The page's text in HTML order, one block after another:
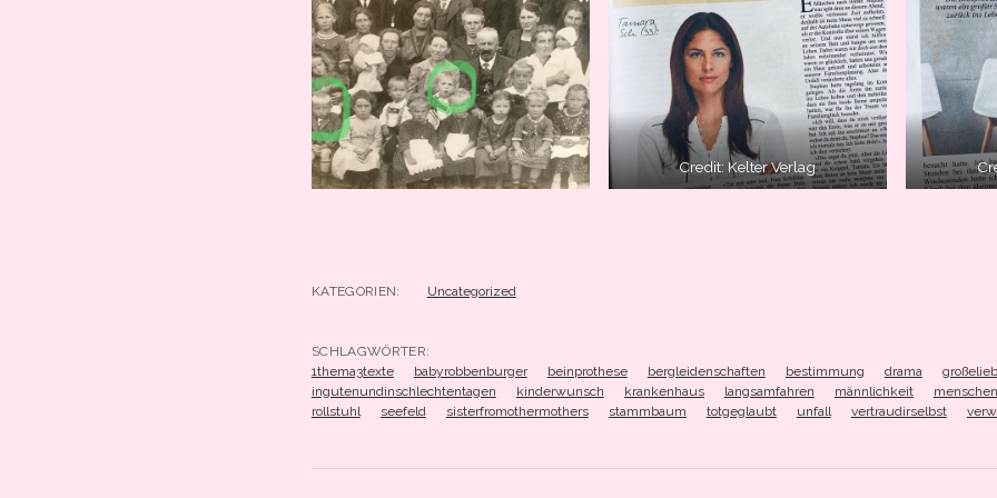
Credit: Kelter Verlag
KATEGORIEN: Uncategorized
SCHLAGWÖRTER:
1thema3texte
babyrobbenburger beinprothese bergleidenschaften bestimmung drama
ingutenundinschlechtentagen
kinderwunsch krankenhaus langsamfahren männlichkeit
rollstuhl
seefeld sisterfromothermothers stammbaum totgeglaubt unfall vertraudirselbst